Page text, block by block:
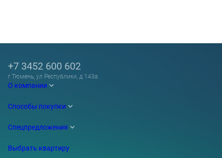
О компании
Способы покупки
Спецпредложения
Выбрать квартиру
+7 3452 600 602
г Тюмень, ул Республики, д 143а